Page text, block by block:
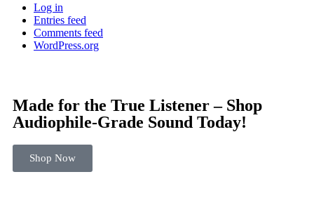
Log in
Entries feed
Comments feed
WordPress.org
Made for the True Listener – Shop
Audiophile-Grade Sound Today!
Shop Now